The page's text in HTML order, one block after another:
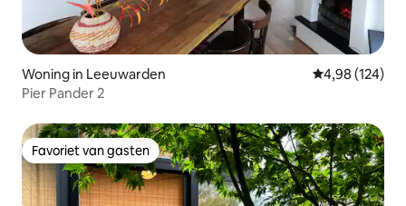
Woning in Leeuwarden Gemiddelde
4,98 (124)
Pier Pander 2
Favoriet van gasten
Favoriet van gasten